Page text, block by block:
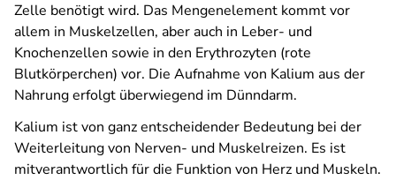
Zelle benötigt wird. Das Mengenelement kommt vor
allem in Muskelzellen, aber auch in Leber- und
Knochenzellen sowie in den Erythrozyten (rote
Blutkörperchen) vor. Die Aufnahme von Kalium aus der
Nahrung erfolgt überwiegend im Dünndarm.
Kalium ist von ganz entscheidender Bedeutung bei der
Weiterleitung von Nerven- und Muskelreizen. Es ist
mitverantwortlich für die Funktion von Herz und Muskeln.